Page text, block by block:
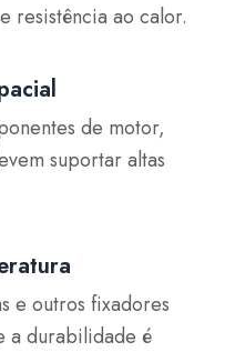
resistência ao calor.
de motor,
suportar altas
e outros fixadores
a durabilidade é